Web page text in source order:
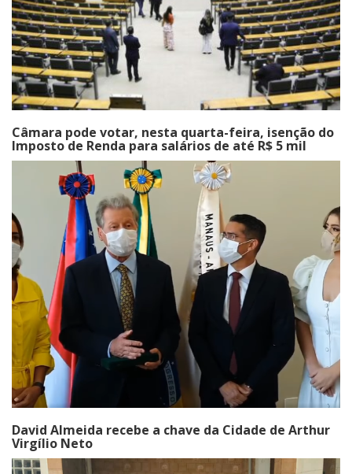
Câmara pode votar, nesta quarta-feira, isenção do
Imposto de Renda para salários de até R$ 5 mil
David Almeida recebe a chave da Cidade de Arthur
Virgílio Neto